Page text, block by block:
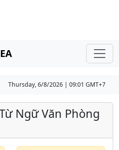
Thursday, 6/8/2026 | 09:01 GMT+7
Ngữ Văn Phòng